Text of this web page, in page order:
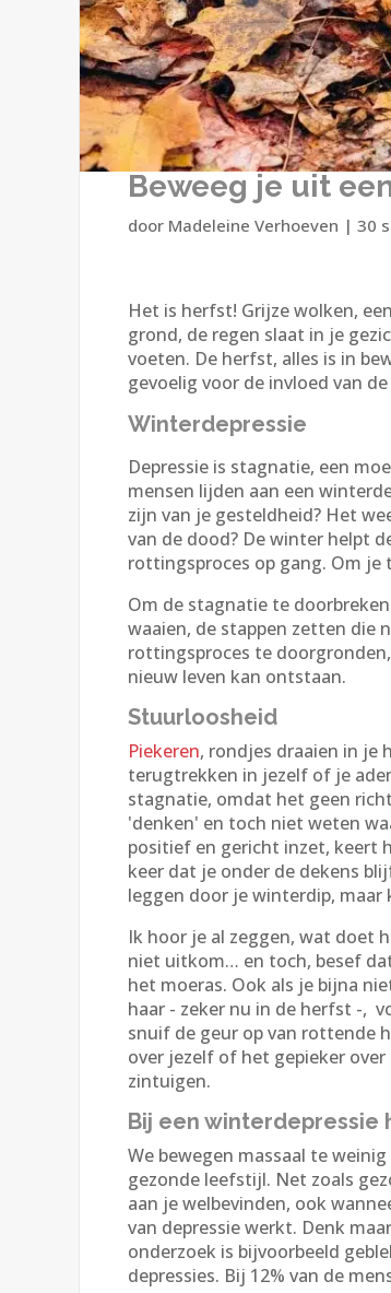
Beweeg je uit
door Madeleine Verhoeven |30
Het is herfst! Grijze wolken,
grond, de regen slaat in je
voeten. De herfst, alles is in
gevoelig voor de invloed van
Winterdepressie
Depressie is stagnatie, een
mensen lijden aan een
zijn van je gesteldheid? Het
van de dood? De winter helpt
rottingsproces op gang. Om je
Om de stagnatie te
waaien, de stappen zetten die
rottingsproces te
nieuw leven kan ontstaan.
Stuurloosheid
Piekeren, rondjes draaien in je
terugtrekken in jezelf of je
stagnatie, omdat het geen
'denken' en toch niet weten
positief en gericht inzet, keert
keer dat je onder de dekens
leggen door je winterdip, maar
Ik hoor je al zeggen, wat doet
niet uitkom… en toch, besef
het moeras. Ook als je bijna
haar - zeker nu in de herfst -,
snuif de geur op van rottende
over jezelf of het gepieker
zintuigen.
Bij een winterdepressie
We bewegen massaal te
gezonde leefstijl. Net zoals
aan je welbevinden, ook
van depressie werkt. Denk
onderzoek is bijvoorbeeld
depressies. Bij 12% van de